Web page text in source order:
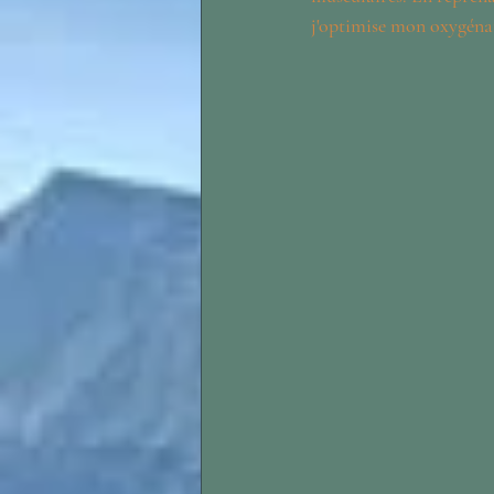
j'optimise mon